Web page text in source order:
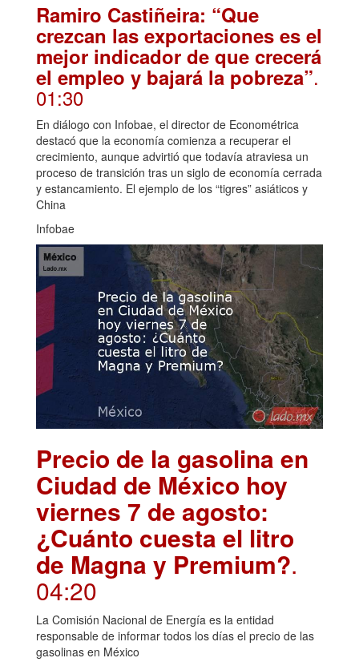
Ramiro Castiñeira: “Que
crezcan las exportaciones es el
mejor indicador de que crecerá
el empleo y bajará la pobreza”.
01:30
En diálogo con Infobae, el director de Econométrica
destacó que la economía comienza a recuperar el
crecimiento, aunque advirtió que todavía atraviesa un
proceso de transición tras un siglo de economía cerrada
y estancamiento. El ejemplo de los “tigres” asiáticos y
China
Infobae
Precio de la gasolina en
Ciudad de México hoy
viernes 7 de agosto:
¿Cuánto cuesta el litro
de Magna y Premium?.
04:20
La Comisión Nacional de Energía es la entidad
responsable de informar todos los días el precio de las
gasolinas en México